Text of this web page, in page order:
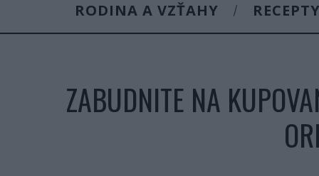
RODINA A VZŤAHY RECEPTY
ZABUDNITE NA